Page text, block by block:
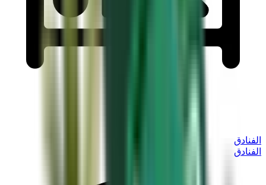
الفنادق
الفنادق